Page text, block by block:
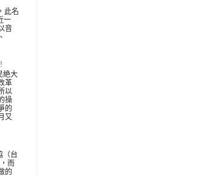
此名
一
音
絶大
革
以
操
的
又
（台
而
的